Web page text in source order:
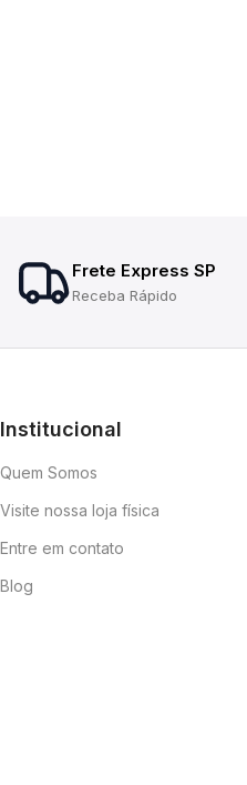
Frete Express SP
Receba Rápido
Institucional
Quem Somos
Visite nossa loja física
Entre em contato
Blog